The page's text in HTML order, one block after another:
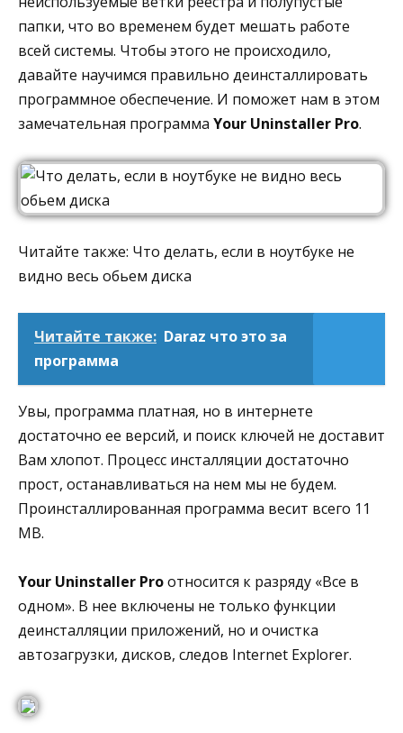
папки, что во временем будет мешать работе
всей системы. Чтобы этого не происходило,
давайте научимся правильно деинсталлировать
программное обеспечение. И поможет нам в этом
замечательная программа Your Uninstaller Pro.
Читайте также: Что делать, если в ноутбуке не
видно весь обьем диска
Читайте также: Daraz что это за
программа
Увы, программа платная, но в интернете
достаточно ее версий, и поиск ключей не доставит
Вам хлопот. Процесс инсталляции достаточно
прост, останавливаться на нем мы не будем.
Проинсталлированная программа весит всего 11
MB.
Your Uninstaller Proотносится к разряду «Все в
одном». В нее включены не только функции
деинсталляции приложений, но и очистка
автозагрузки, дисков, следов Internet Explorer.